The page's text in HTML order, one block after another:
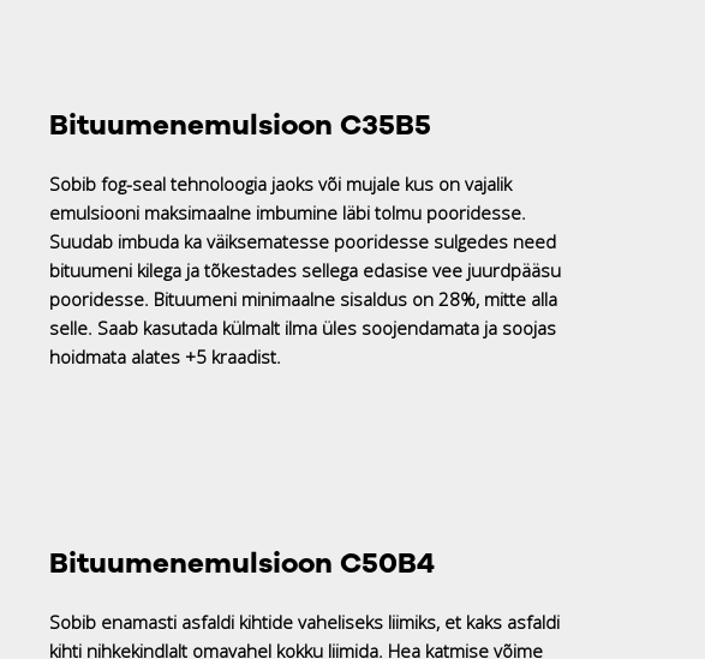
Bituumenemulsioon C35B5
Sobib fog-seal tehnoloogia jaoks või mujale kus on vajalik
emulsiooni maksimaalne imbumine läbi tolmu pooridesse.
Suudab imbuda ka väiksematesse pooridesse sulgedes need
bituumeni kilega ja tõkestades sellega edasise vee juurdpääsu
pooridesse. Bituumeni minimaalne sisaldus on 28%, mitte alla
selle. Saab kasutada külmalt ilma üles soojendamata ja soojas
hoidmata alates +5 kraadist.
Bituumenemulsioon C50B4
Sobib enamasti asfaldi kihtide vaheliseks liimiks, et kaks asfaldi
kihti nihkekindlalt omavahel kokku liimida. Hea katmise võime